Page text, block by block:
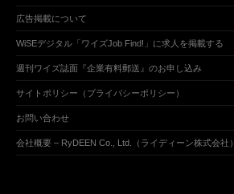
広告掲載について
WiSEデジタル「ワイズJob Find!」に求人を掲載する
週刊ワイズ誌面『企業有料郵送』のお申し込み
サイトポリシー（プライバシーポリシー）
お問い合わせ
会社概要 – RyDEEN Co., Ltd.（ライディーン株式会社）